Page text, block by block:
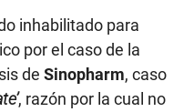
inhabilitado para
por el caso de la
de Sinopharm, caso
, razón por la cual no